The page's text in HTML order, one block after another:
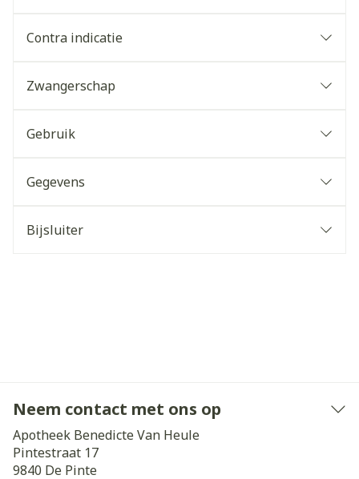
Contra indicatie
Zwangerschap
Gebruik
Gegevens
Bijsluiter
Neem contact met ons op
Apotheek Benedicte Van Heule
Pintestraat 17
9840 De Pinte